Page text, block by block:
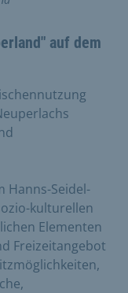
auf dem
Hanns-Seidel-
kulturellen
Elementen
Freizeitangebot